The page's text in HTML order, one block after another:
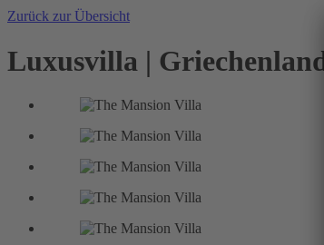
Zurück zur Übersicht
Luxusvilla |